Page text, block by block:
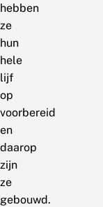
hebben
ze
hun
hele
lijf
op
voorbereid
en
daarop
zijn
ze
gebouwd.